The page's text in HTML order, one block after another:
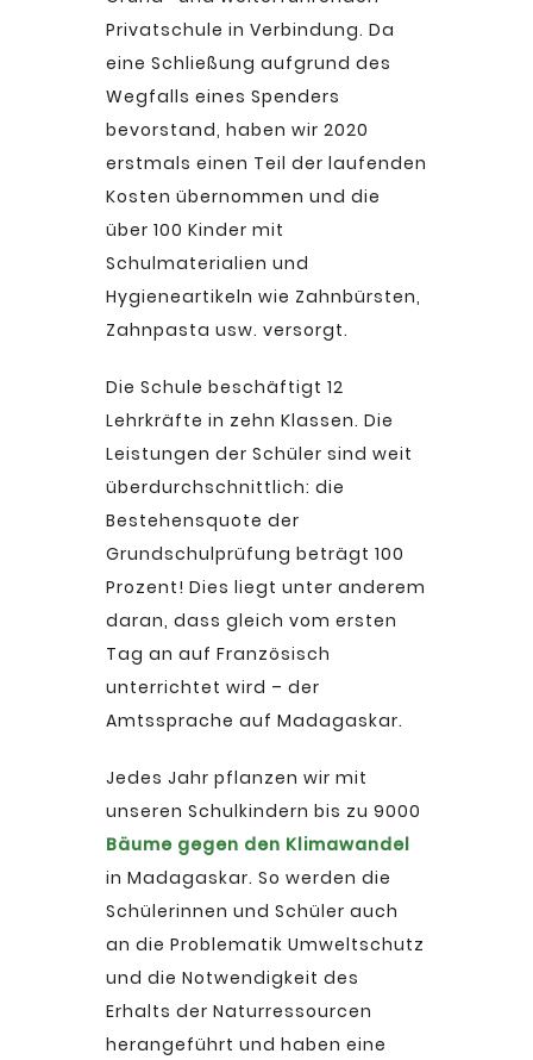
Privatschule in Verbindung. Da
eine Schließung aufgrund des
Wegfalls eines Spenders
bevorstand, haben wir 2020
erstmals einen Teil der laufenden
Kosten übernommen und die
über 100 Kinder mit
Schulmaterialien und
Hygieneartikeln wie Zahnbürsten,
Zahnpasta usw. versorgt.
Die Schule beschäftigt 12
Lehrkräfte in zehn Klassen. Die
Leistungen der Schüler sind weit
überdurchschnittlich: die
Bestehensquote der
Grundschulprüfung beträgt 100
Prozent! Dies liegt unter anderem
daran, dass gleich vom ersten
Tag an auf Französisch
unterrichtet wird – der
Amtssprache auf Madagaskar.
Jedes Jahr pflanzen wir mit
unseren Schulkindern bis zu 9000
Bäume gegen den Klimawandel
in Madagaskar. So werden die
Schülerinnen und Schüler auch
an die Problematik Umweltschutz
und die Notwendigkeit des
Erhalts der Naturressourcen
herangeführt und haben eine